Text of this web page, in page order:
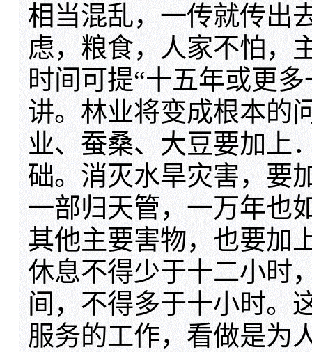
相当混乱，一传就传出
虑，粮食，人家不怕，
时间可提“十五年或更
讲。林业将变成根本的
业、蚕桑、大豆要加上
础。消灭水旱灾害，要
一部归天管，一万年也
其他主要害物，也要加
休息不得少于十二小时
间，不得多于十小时。
服务的工作，看做是为